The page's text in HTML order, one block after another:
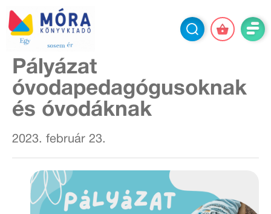
Pályázat
óvodapedagógusoknak
és óvodáknak
2023. február 23.